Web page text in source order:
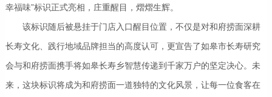
幸福味”标识正式亮相，庄重醒目，熠熠生辉。
该标识随后被悬挂于门店入口醒目位置，不仅是对和府捞面深耕
长寿文化、践行地域品牌担当的高度认可，更宣告了如皋市长寿研究
会与和府捞面携手将如皋长寿乡智慧传递到千家万户的坚定决心。未
来，这块标识将成为和府捞面一道独特的文化风景，让每一位食客在